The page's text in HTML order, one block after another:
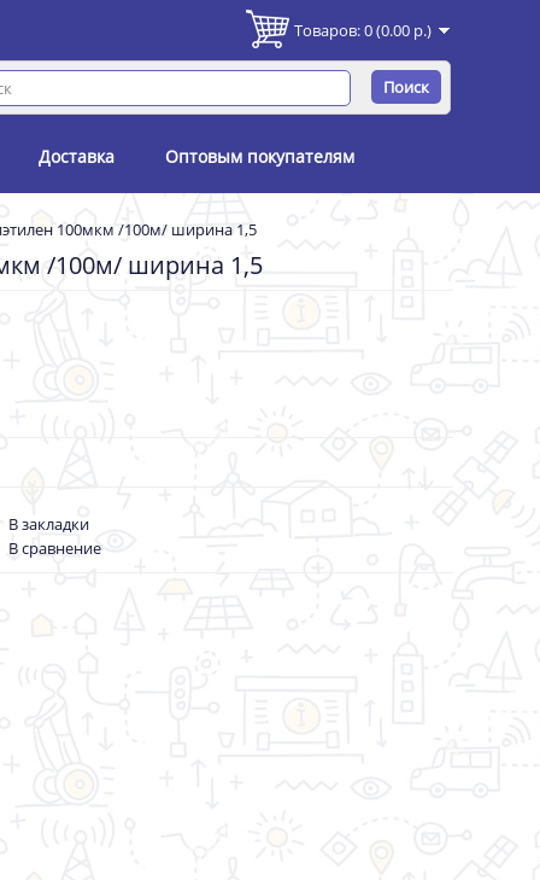
Товаров: 0 (0.00 р.)
Поиск
Доставка Оптовым покупателям
100мкм /100м/ ширина 1,5
/100м/ ширина 1,5
В закладки
В сравнение